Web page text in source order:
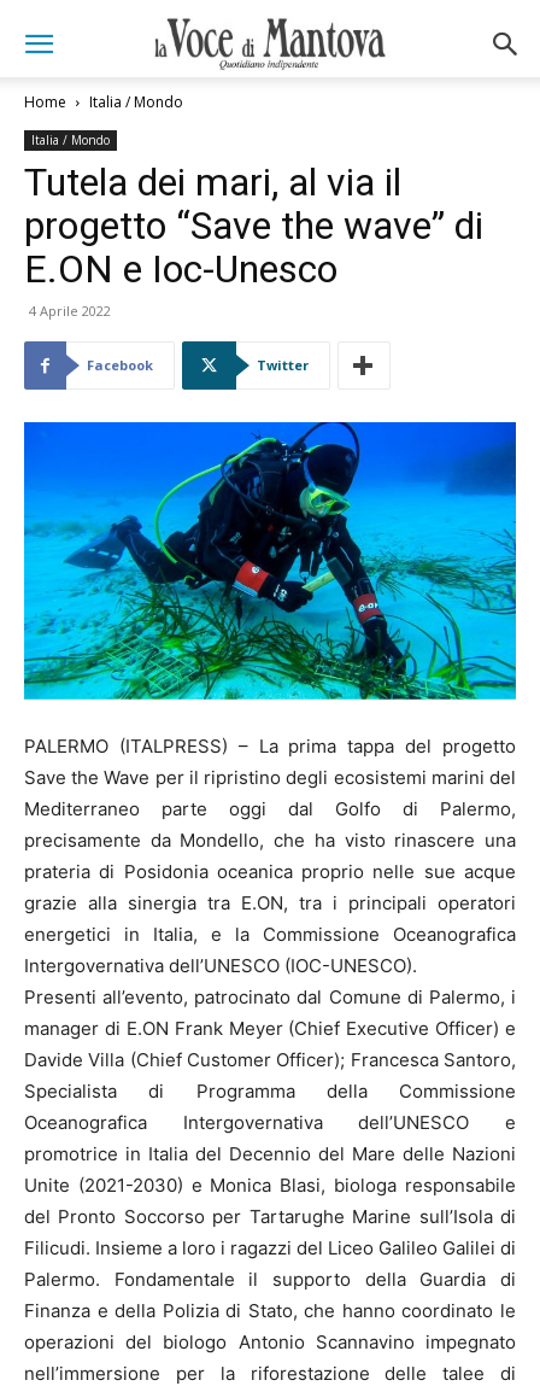
Home Italia / Mondo
Italia / Mondo
Tutela dei mari, al via il
progetto “Save the wave” di
E.ON e Ioc-Unesco
4 Aprile 2022
Facebook Twitter
PALERMO (ITALPRESS) – La prima tappa del progetto
Save the Wave per il ripristino degli ecosistemi marini del
Mediterraneo parte oggi dal Golfo di Palermo,
precisamente da Mondello, che ha visto rinascere una
prateria di Posidonia oceanica proprio nelle sue acque
grazie alla sinergia tra E.ON, tra i principali operatori
energetici in Italia, e la Commissione Oceanografica
Intergovernativa dell’UNESCO (IOC-UNESCO).
Presenti all’evento, patrocinato dal Comune di Palermo, i
manager di E.ON Frank Meyer (Chief Executive Officer) e
Davide Villa (Chief Customer Officer); Francesca Santoro,
Specialista di Programma della Commissione
Oceanografica Intergovernativa dell’UNESCO e
promotrice in Italia del Decennio del Mare delle Nazioni
Unite (2021-2030) e Monica Blasi, biologa responsabile
del Pronto Soccorso per Tartarughe Marine sull’Isola di
Filicudi. Insieme a loro i ragazzi del Liceo Galileo Galilei di
Palermo. Fondamentale il supporto della Guardia di
Finanza e della Polizia di Stato, che hanno coordinato le
operazioni del biologo Antonio Scannavino impegnato
nell’immersione per la riforestazione delle talee di